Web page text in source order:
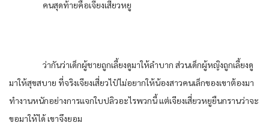
คนสุดท้ายคือเจียงเสี่ยวหยู
ว่ากันว่าเด็กผู้ชายถูกเลี้ยงดูมาให้ลำบาก ส่วนเด็กผู้หญิงถูกเลี้ยงดู
มาให้สุขสบาย ที่จริงเจียงเสี่ยวไป๋ไม่อยากให้น้องสาวคนเล็กของเขาต้องมา
ทำงานหนักอย่างการแจกใบปลิวอะไรพวกนี้ แต่เจียงเสี่ยวหยูยืนกรานว่าจะ
ขอมาให้ได้ เขาจึงยอม